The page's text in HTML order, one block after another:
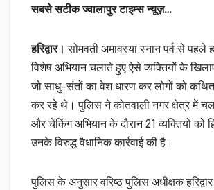
सबसे सटीक ज्वालापुर टाइम्स न्यूज़…
हरिद्वार। सोमवती अमावस्या स्नान पर्व से पहले
विशेष अभियान चलाते हुए ऐसे व्यक्तियों के
जो साधु-संतों का वेश धारण कर लोगों को
कर रहे थे। पुलिस ने कोतवाली नगर क्षेत्र में
और चेकिंग अभियान के दौरान 21 व्यक्तियों को
उनके विरुद्ध वैधानिक कार्रवाई की है।
पुलिस के अनुसार वरिष्ठ पुलिस अधीक्षक